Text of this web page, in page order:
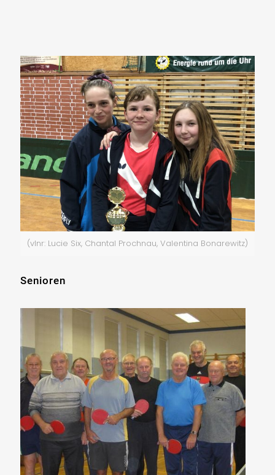
(vlnr: Lucie Six, Chantal Prochnau, Valentina Bonarewitz)
Senioren